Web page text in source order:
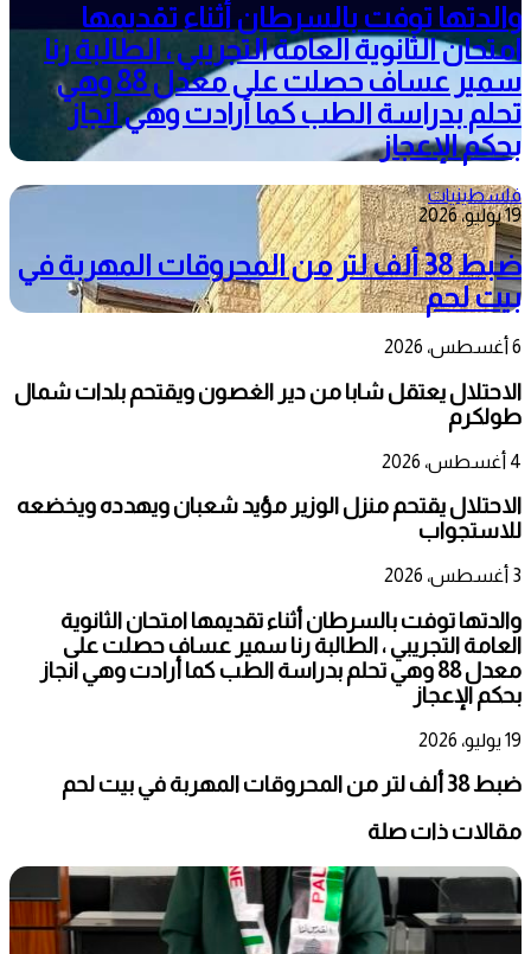
والدتها توفت بالسرطان أثناء تقديمها
امتحان الثانوية العامة التجريبي ، الطالبة رنا
سمير عساف حصلت على معدل 88 وهي
تحلم بدراسة الطب كما أرادت وهي انجاز
بحكم الإعجاز
فلسطينيات
19 يوليو، 2026
ضبط 38 ألف لتر من المحروقات المهربة في
بيت لحم
6 أغسطس، 2026
الاحتلال يعتقل شابا من دير الغصون ويقتحم بلدات شمال
طولكرم
4 أغسطس، 2026
الاحتلال يقتحم منزل الوزير مؤيد شعبان ويهدده ويخضعه
للاستجواب
3 أغسطس، 2026
والدتها توفت بالسرطان أثناء تقديمها امتحان الثانوية
العامة التجريبي ، الطالبة رنا سمير عساف حصلت على
معدل 88 وهي تحلم بدراسة الطب كما أرادت وهي انجاز
بحكم الإعجاز
19 يوليو، 2026
ضبط 38 ألف لتر من المحروقات المهربة في بيت لحم
مقالات ذات صلة